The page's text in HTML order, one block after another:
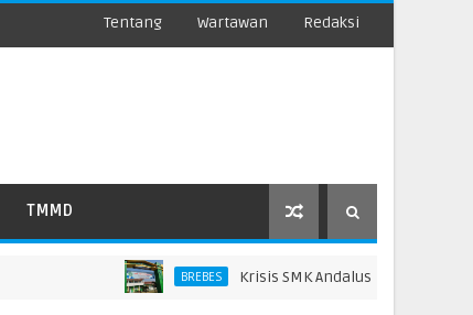
Tentang Wartawan Redaksi
TMMD
BREBES Krisis SMK Andalusia Jatibarang